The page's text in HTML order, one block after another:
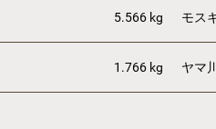
5.566 kg モス
1.766 kg ヤマ